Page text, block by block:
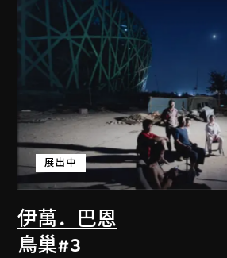
伊萬．巴恩
展出中
鳥巢#3